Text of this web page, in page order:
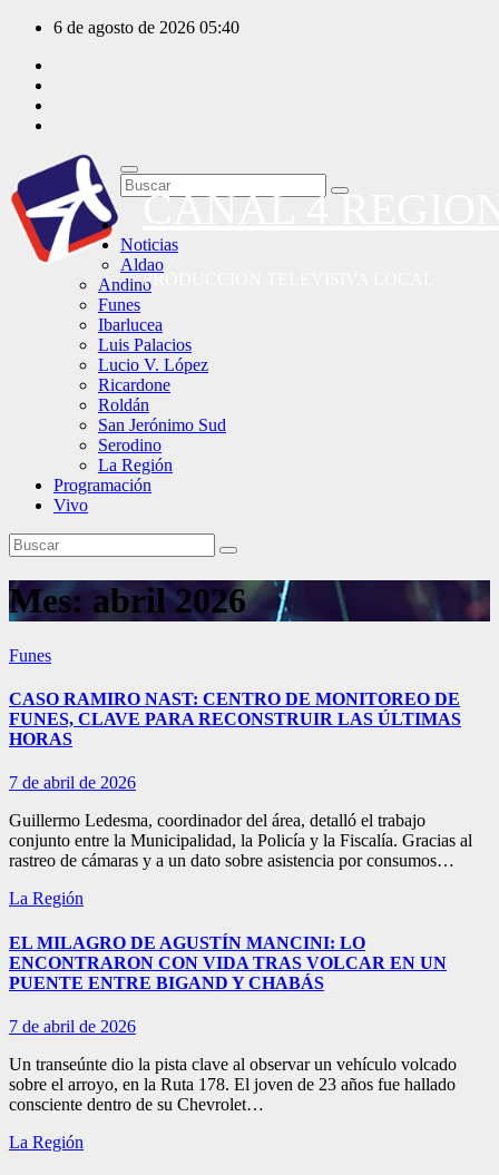
Saltar
contenido
6 de agosto de 2026 05:40
CANAL 4
PRODUCCION TELEVISIVA LOCAL
Noticias
Aldao
Andino
Funes
Ibarlucea
Luis Palacios
Lucio V. López
Ricardone
Roldán
San Jerónimo Sud
Serodino
La Región
Programación
Vivo
Mes: abril 2026
Funes
CASO RAMIRO NAST: CENTRO DE MONITOREO DE
FUNES, CLAVE PARA RECONSTRUIR LAS ÚLTIMAS
HORAS
7 de abril de 2026
Guillermo Ledesma, coordinador del área, detalló el trabajo
conjunto entre la Municipalidad, la Policía y la Fiscalía. Gracias al
rastreo de cámaras y a un dato sobre asistencia por consumos…
La Región
EL MILAGRO DE AGUSTÍN MANCINI: LO
ENCONTRARON CON VIDA TRAS VOLCAR EN UN
PUENTE ENTRE BIGAND Y CHABÁS
7 de abril de 2026
Un transeúnte dio la pista clave al observar un vehículo volcado
sobre el arroyo, en la Ruta 178. El joven de 23 años fue hallado
consciente dentro de su Chevrolet…
La Región